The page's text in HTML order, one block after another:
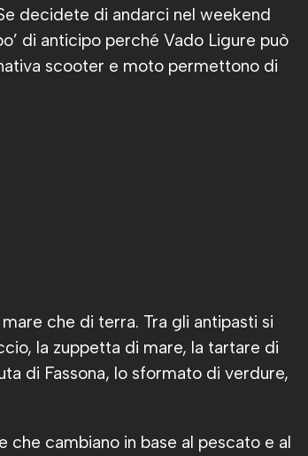
decidete di andarci nel weekend
di anticipo perché Vado Ligure può
scooter e moto permettono di
che di terra. Tra gli antipasti si
la zuppetta di mare, la tartare di
di Fassona, lo sformato di verdure,
cambiano in base al pescato e al